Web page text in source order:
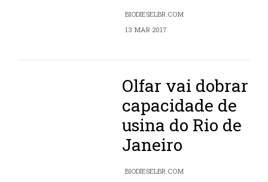
BIODIESELBR.COM
13 MAR 2017
Olfar vai dobrar
capacidade de
usina do Rio de
Janeiro
BIODIESELBR.COM